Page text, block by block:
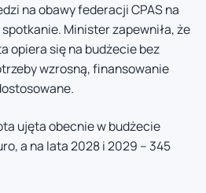
na obawy federacji CPAS na
Minister zapewniła, że
opiera się na budżecie bez
wzrosną, finansowanie
ujęta obecnie w budżecie
a na lata 2028 i 2029 – 345